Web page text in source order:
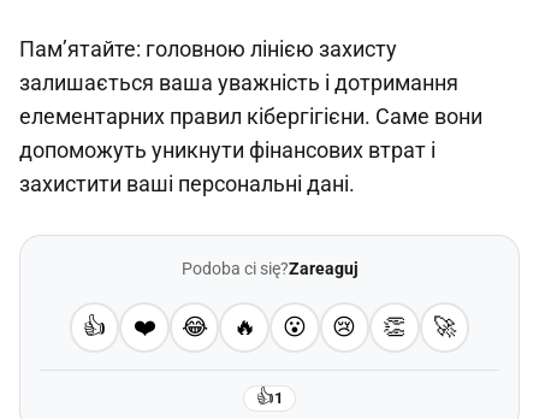
Пам’ятайте: головною лінією захисту
залишається ваша уважність і дотримання
елементарних правил кібергігієни. Саме вони
допоможуть уникнути фінансових втрат і
захистити ваші персональні дані.
Podoba ci się?Zareaguj
👍 ❤️ 😂 🔥 😮 😢 👏 🚀
👍1